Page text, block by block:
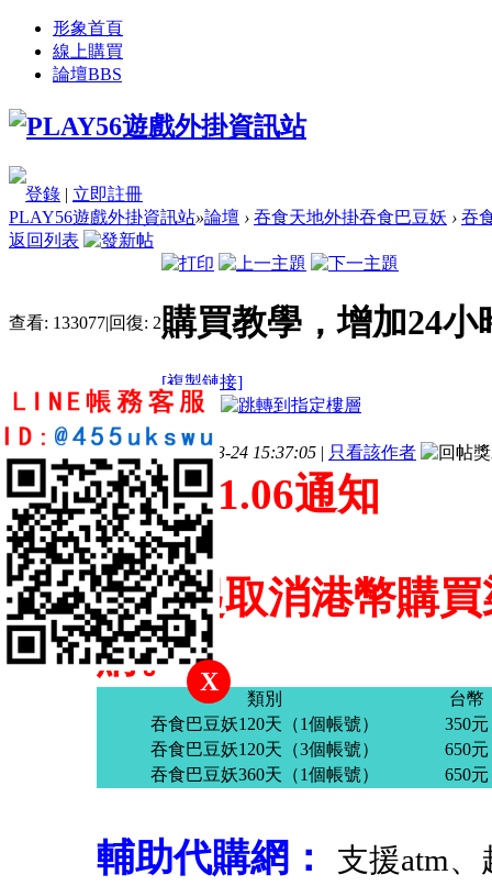
形象首頁
線上購買
論壇BBS
登錄 | 立即註冊
PLAY56遊戲外掛資訊站»論壇 › 吞食天地外掛吞食巴豆妖 › 吞
返回列表
查看: 133077|回復: 2購買教學，增加24
[複製鏈接]
電梯直達
樓主
發表於 2015-3-24 15:37:05 | 只看該作者
2018.11.06通知
即日起取消港幣購
購。
類別
台幣
吞食巴豆妖120天（1個帳號）
350元
吞食巴豆妖120天（3個帳號）
650元
吞食巴豆妖360天（1個帳號）
650元
輔助代購網： 支援atm
X